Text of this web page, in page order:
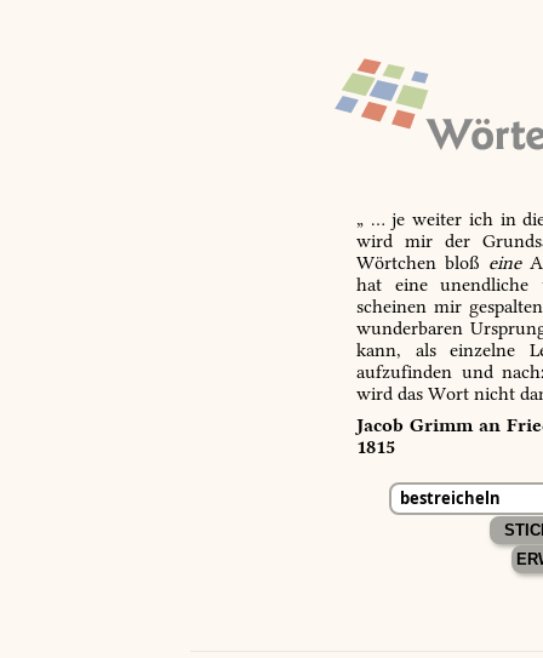
„ … je weiter ich in
wird mir der
Wörtchen bloß eine
hat eine unendliche
scheinen mir
wunderbaren
kann, als einzelne
aufzufinden und
wird das Wort nicht
Jacob Grimm an
1815